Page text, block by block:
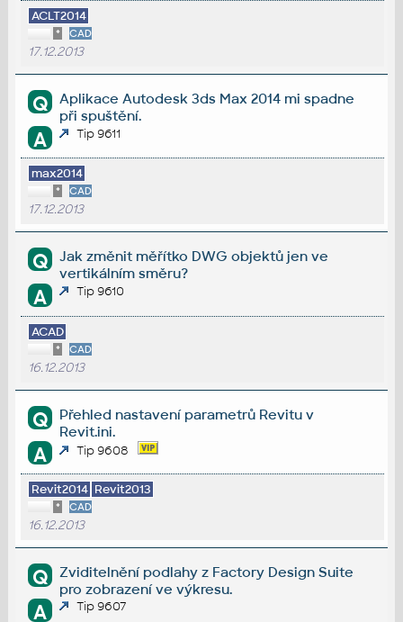
ACLT2014
* CAD
17.12.2013
Q
Aplikace Autodesk 3ds Max 2014 mi spadne
při spuštění.
A Tip 9611
max2014
* CAD
17.12.2013
Q
Jak změnit měřítko DWG objektů jen ve
vertikálním směru?
A Tip 9610
ACAD
* CAD
16.12.2013
Q
Přehled nastavení parametrů Revitu v
Revit.ini.
A Tip 9608
Revit2014 Revit2013
* CAD
16.12.2013
Q
Zviditelnění podlahy z Factory Design Suite
pro zobrazení ve výkresu.
A Tip 9607